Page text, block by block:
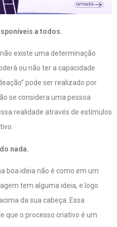
a todos.
existe uma determinação
ou não ter a capacidade
pode ser realizado por
se considera uma pessoa
realidade através de estímulos
nada.
boa ideia não é como em um
tem alguma ideia, e logo
da sua cabeça. Essa
que o processo criativo é um